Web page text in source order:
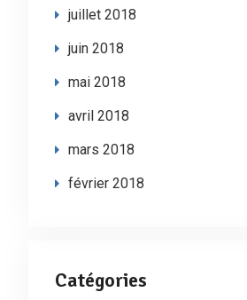
juillet 2018
juin 2018
mai 2018
avril 2018
mars 2018
février 2018
Catégories